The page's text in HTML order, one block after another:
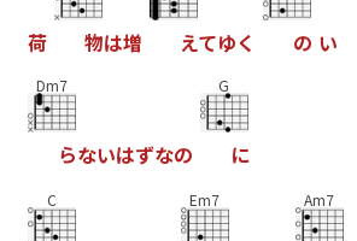
荷 物は増 えてゆく の い
Dm7
らないはずなの
G
に
C Em7 Am7